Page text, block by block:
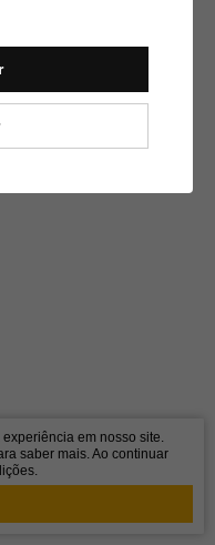
em nosso site.
saber mais. Ao continuar